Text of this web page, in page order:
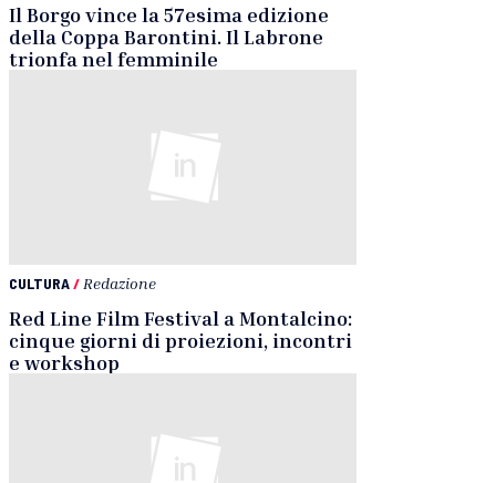
Il Borgo vince la 57esima edizione
della Coppa Barontini. Il Labrone
trionfa nel femminile
CULTURA/ Redazione
Red Line Film Festival a Montalcino:
cinque giorni di proiezioni, incontri
e workshop